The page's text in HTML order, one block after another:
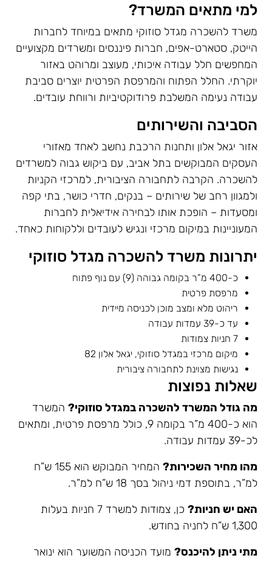
למי מתאים המשרד?
משרד להשכרה מגדל סוזוקי מתאים במיוחד לחברות
הייטק, סטארט-אפים, חברות פיננסים ומשרדים מקצועיים
המחפשים חלל עבודה איכותי, מעוצב ומרוהט באזור
יוקרתי. החלל הפתוח והמרפסת הפרטית יוצרים סביבת
עבודה נעימה המשלבת פרודוקטיביות ורווחת עובדים.
הסביבה והשירותים
אזור יגאל אלון ותחנות הרכבת נחשב לאחד מאזורי
העסקים המבוקשים בתל אביב, עם ביקוש גבוה למשרדים
להשכרה. הקרבה לתחבורה הציבורית, למרכזי הקניות
ולמגוון רחב של שירותים – בנקים, חדרי כושר, בתי קפה
ומסעדות – הופכת אותו לבחירה אידיאלית לחברות
המעוניינות במיקום מרכזי ונגיש לעובדים וללקוחות כאחד.
יתרונות משרד להשכרה מגדל סוזוקי
כ-400 מ”ר בקומה גבוהה (9) עם נוף פתוח
מרפסת פרטית
ריהוט מלא ומצב מוכן לכניסה מיידית
עד כ-39 עמדות עבודה
7 חניות צמודות
מיקום מרכזי במגדל סוזוקי, יגאל אלון 82
נגישות מצוינת לתחבורה ציבורית
שאלות נפוצות
מה גודל המשרד להשכרה במגדל סוזוקי? המשרד
הוא כ-400 מ”ר בקומה 9, כולל מרפסת פרטית, ומתאים
לכ-39 עמדות עבודה.
מהו מחיר השכירות?
המחיר המבוקש הוא 155 ש”ח
למ”ר, בתוספת דמי ניהול בסך 18 ש”ח למ”ר.
האם יש חניות?
כן, צמודות למשרד 7 חניות בעלות
1,300 ש”ח לחניה בחודש.
מתי ניתן להיכנס? מועד הכניסה המשוער הוא ינואר